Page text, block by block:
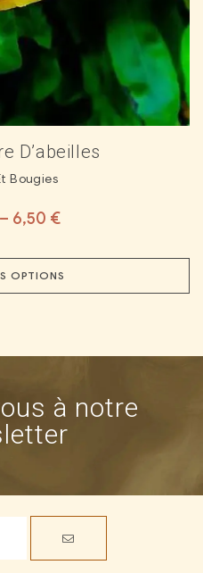
D’abeilles
Bougies
– 6,50 €
OPTIONS
à notre